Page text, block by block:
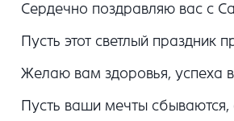
Сердечно поздравляю вас с
Пусть этот светлый праздник
Желаю вам здоровья, успеха
Пусть ваши мечты